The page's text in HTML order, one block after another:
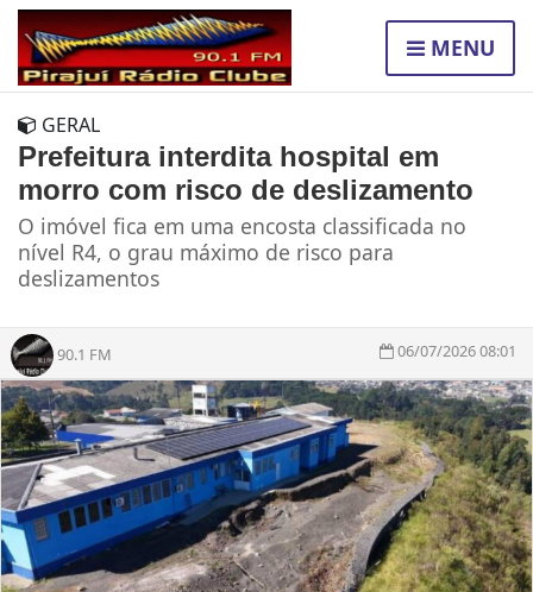
MENU
GERAL
Prefeitura interdita hospital em
morro com risco de deslizamento
O imóvel fica em uma encosta classificada no
nível R4, o grau máximo de risco para
deslizamentos
90.1 FM 06/07/2026 08:01